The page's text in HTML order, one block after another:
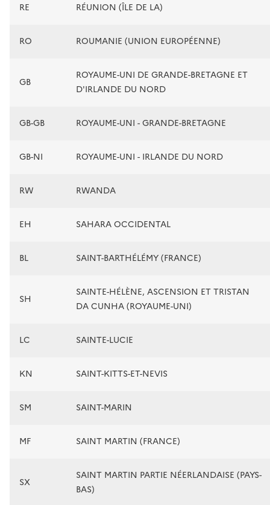
RE RÉUNION (ÎLE DE LA)
RO ROUMANIE (UNION EUROPÉENNE)
GB
ROYAUME-UNI DE GRANDE-BRETAGNE ET
D'IRLANDE DU NORD
GB-GB ROYAUME-UNI - GRANDE-BRETAGNE
GB-NI ROYAUME-UNI - IRLANDE DU NORD
RW RWANDA
EH SAHARA OCCIDENTAL
BL SAINT-BARTHÉLÉMY (FRANCE)
SH
SAINTE-HÉLÈNE, ASCENSION ET TRISTAN
DA CUNHA (ROYAUME-UNI)
LC SAINTE-LUCIE
KN SAINT-KITTS-ET-NEVIS
SM SAINT-MARIN
MF SAINT MARTIN (FRANCE)
SX
SAINT MARTIN PARTIE NÉERLANDAISE (PAYS-
BAS)